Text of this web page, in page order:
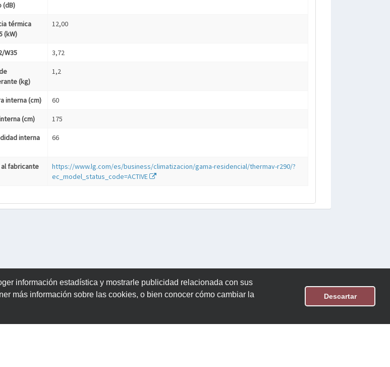
información estadística y mostrarle publicidad relacionada con sus
más información sobre las cookies, o bien conocer cómo cambiar la
Descartar
(dB)
térmica
(kW)
12,00
W35 3,72
(kg)
1,2
interna (cm) 60
(cm) 175
interna
66
al fabricante
https://www.lg.com/es/business/climatizacion/gama-residencial/thermav-r290/?
ec_model_status_code=ACTIVE